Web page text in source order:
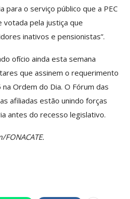
para o serviço público que a PEC
pela justiça que
inativos e pensionistas”.
ofício ainda esta semana
que assinem o requerimento
na Ordem do Dia. O Fórum das
afiliadas estão unindo forças
antes do recesso legislativo.